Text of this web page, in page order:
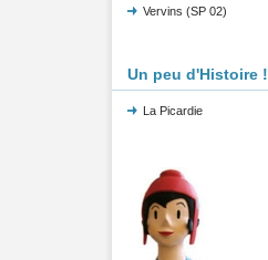
Vervins (SP 02)
Un peu d'Histoire !
La Picardie